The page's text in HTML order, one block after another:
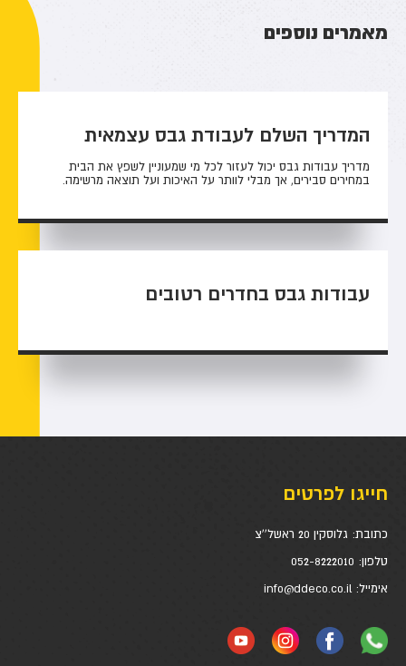
מאמרים נוספים
המדריך השלם לעבודת גבס עצמאית
מדריך עבודות גבס יכול לעזור לכל מי שמעוניין לשפץ את הבית
במחירים סבירים, אך מבלי לוותר על האיכות ועל תוצאה מרשימה.
עבודות גבס בחדרים רטובים
חייגו לפרטים
כתובת: גלוסקין 20 ראשל''צ
טלפון: 052-8222010
אימייל:info@ddeco.co.il